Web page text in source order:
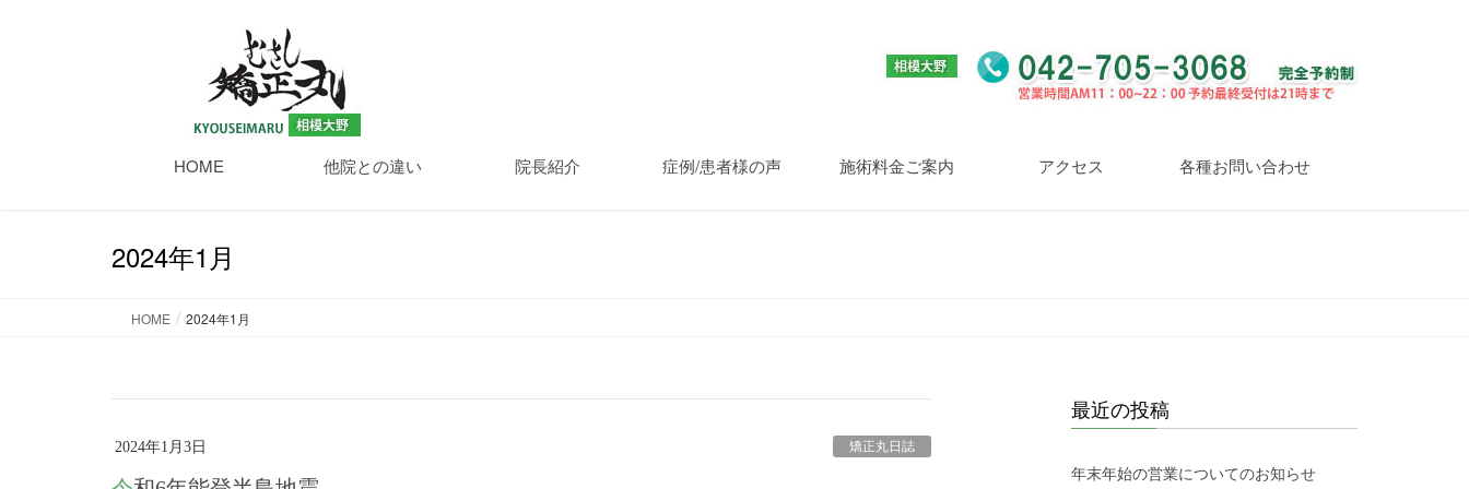
HOME 他院との違い 院長紹介 症例/患者様の声 施術料金ご案内 アクセス 各種お問い合わせ
2024年1月
HOME 2024年1月
2024年1月3日 矯正丸日誌
最近の投稿
年末年始の営業についてのお知らせ